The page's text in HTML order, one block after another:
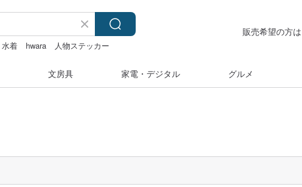
水着 hwara
人物ステッカー
販売希望の方
文房具 家電・デジタル グルメ